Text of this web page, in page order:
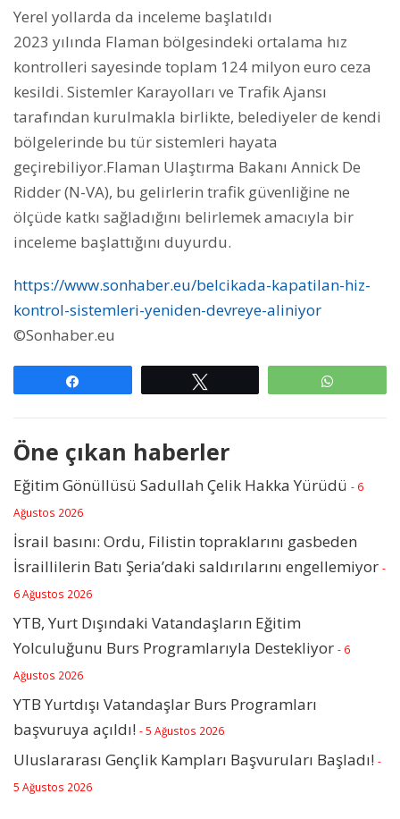
Yerel yollarda da inceleme başlatıldı
2023 yılında Flaman bölgesindeki ortalama hız
kontrolleri sayesinde toplam 124 milyon euro ceza
kesildi. Sistemler Karayolları ve Trafik Ajansı
tarafından kurulmakla birlikte, belediyeler de kendi
bölgelerinde bu tür sistemleri hayata
geçirebiliyor.Flaman Ulaştırma Bakanı Annick De
Ridder (N-VA), bu gelirlerin trafik güvenliğine ne
ölçüde katkı sağladığını belirlemek amacıyla bir
inceleme başlattığını duyurdu.
https://www.sonhaber.eu/belcikada-kapatilan-hiz-
kontrol-sistemleri-yeniden-devreye-aliniyor
©Sonhaber.eu
Öne çıkan haberler
Eğitim Gönüllüsü Sadullah Çelik Hakka Yürüdü - 6
Ağustos 2026
İsrail basını: Ordu, Filistin topraklarını gasbeden
İsraillilerin Batı Şeria’daki saldırılarını engellemiyor -
6 Ağustos 2026
YTB, Yurt Dışındaki Vatandaşların Eğitim
Yolculuğunu Burs Programlarıyla Destekliyor - 6
Ağustos 2026
YTB Yurtdışı Vatandaşlar Burs Programları
başvuruya açıldı! - 5 Ağustos 2026
Uluslararası Gençlik Kampları Başvuruları Başladı! -
5 Ağustos 2026